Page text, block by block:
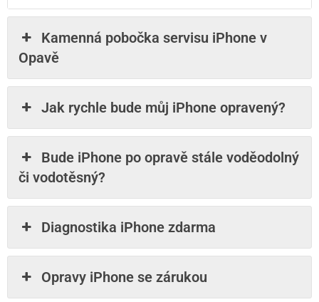
Kamenná pobočka servisu iPhone v
Opavě
Jak rychle bude můj iPhone opravený?
Bude iPhone po opravě stále voděodolný
či vodotěsný?
Diagnostika iPhone zdarma
Opravy iPhone se zárukou